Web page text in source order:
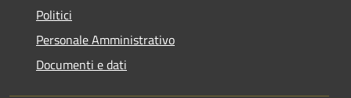
Politici
Personale Amministrativo
Documenti e dati